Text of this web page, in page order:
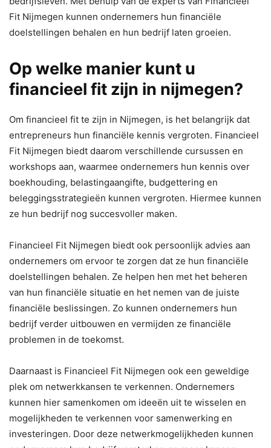
Fit Nijmegen kunnen ondernemers hun financiële
doelstellingen behalen en hun bedrijf laten groeien.
Op welke manier kunt u
financieel fit zijn in nijmegen?
Om financieel fit te zijn in Nijmegen, is het belangrijk dat
entrepreneurs hun financiële kennis vergroten. Financieel
Fit Nijmegen biedt daarom verschillende cursussen en
workshops aan, waarmee ondernemers hun kennis over
boekhouding, belastingaangifte, budgettering en
beleggingsstrategieën kunnen vergroten. Hiermee kunnen
ze hun bedrijf nog succesvoller maken.
Financieel Fit Nijmegen biedt ook persoonlijk advies aan
ondernemers om ervoor te zorgen dat ze hun financiële
doelstellingen behalen. Ze helpen hen met het beheren
van hun financiële situatie en het nemen van de juiste
financiële beslissingen. Zo kunnen ondernemers hun
bedrijf verder uitbouwen en vermijden ze financiële
problemen in de toekomst.
Daarnaast is Financieel Fit Nijmegen ook een geweldige
plek om netwerkkansen te verkennen. Ondernemers
kunnen hier samenkomen om ideeën uit te wisselen en
mogelijkheden te verkennen voor samenwerking en
investeringen. Door deze netwerkmogelijkheden kunnen